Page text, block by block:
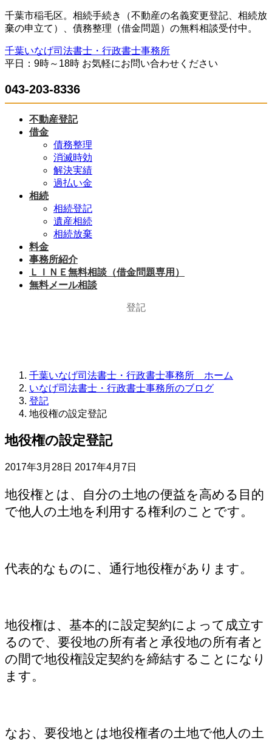
コ
ン
ン
ツ
ス
キ
ナ
ビ
ー
シ
ン
に
千葉市稲毛区。相続手続き（不動産の名義変更登記、相続放
棄の申立て）、債務整理（借金問題）の無料相談受付中。
千葉いなげ司法書士・行政書士事務所
平日：9時～18時 お気軽にお問い合わせください
043-203-8336
不動産登記
借金
債務整理
消滅時効
解決実績
過払い金
相続
相続登記
遺産相続
相続放棄
料金
事務所紹介
ＬＩＮＥ無料相談（借金問題専用）
無料メール相談
登記
千葉いなげ司法書士・行政書士事務所 ホーム
いなげ司法書士・行政書士事務所のブログ
登記
地役権の設定登記
地役権の設定登記
2017年3月28日 最
新
日
2017年4月7日
地役権とは、自分の土地の便益を高める目的
で他人の土地を利用する権利のことです。
代表的なものに、通行地役権があります。
地役権は、基本的に設定契約によって成立す
るので、要役地の所有者と承役地の所有者と
の間で地役権設定契約を締結することになり
ます。
なお、要役地とは地役権者の土地で他人の土